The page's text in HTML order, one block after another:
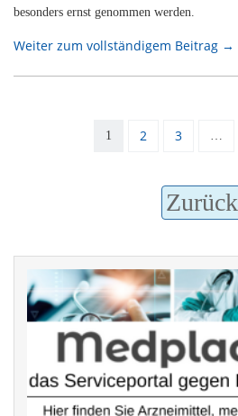
besonders ernst genommen werden.
Weiter zum vollständigem Beitrag →
1 2 3
Zurück